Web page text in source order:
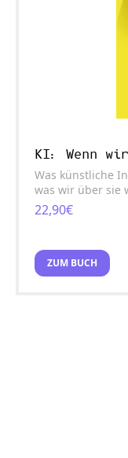
KI: Wenn
Was künstliche
was wir über sie
22,90€
ZUM BUCH